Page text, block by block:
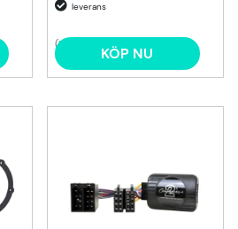
(1) KÖP NU